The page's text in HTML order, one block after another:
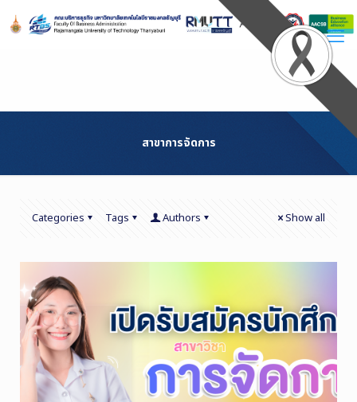
Content
สาขาการจัดการ
Categories Tags Authors Show all